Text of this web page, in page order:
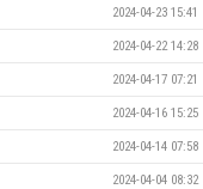
2024-04-23 15:41
2024-04-22 14:28
2024-04-17 07:21
2024-04-16 15:25
2024-04-14 07:58
2024-04-04 08:32